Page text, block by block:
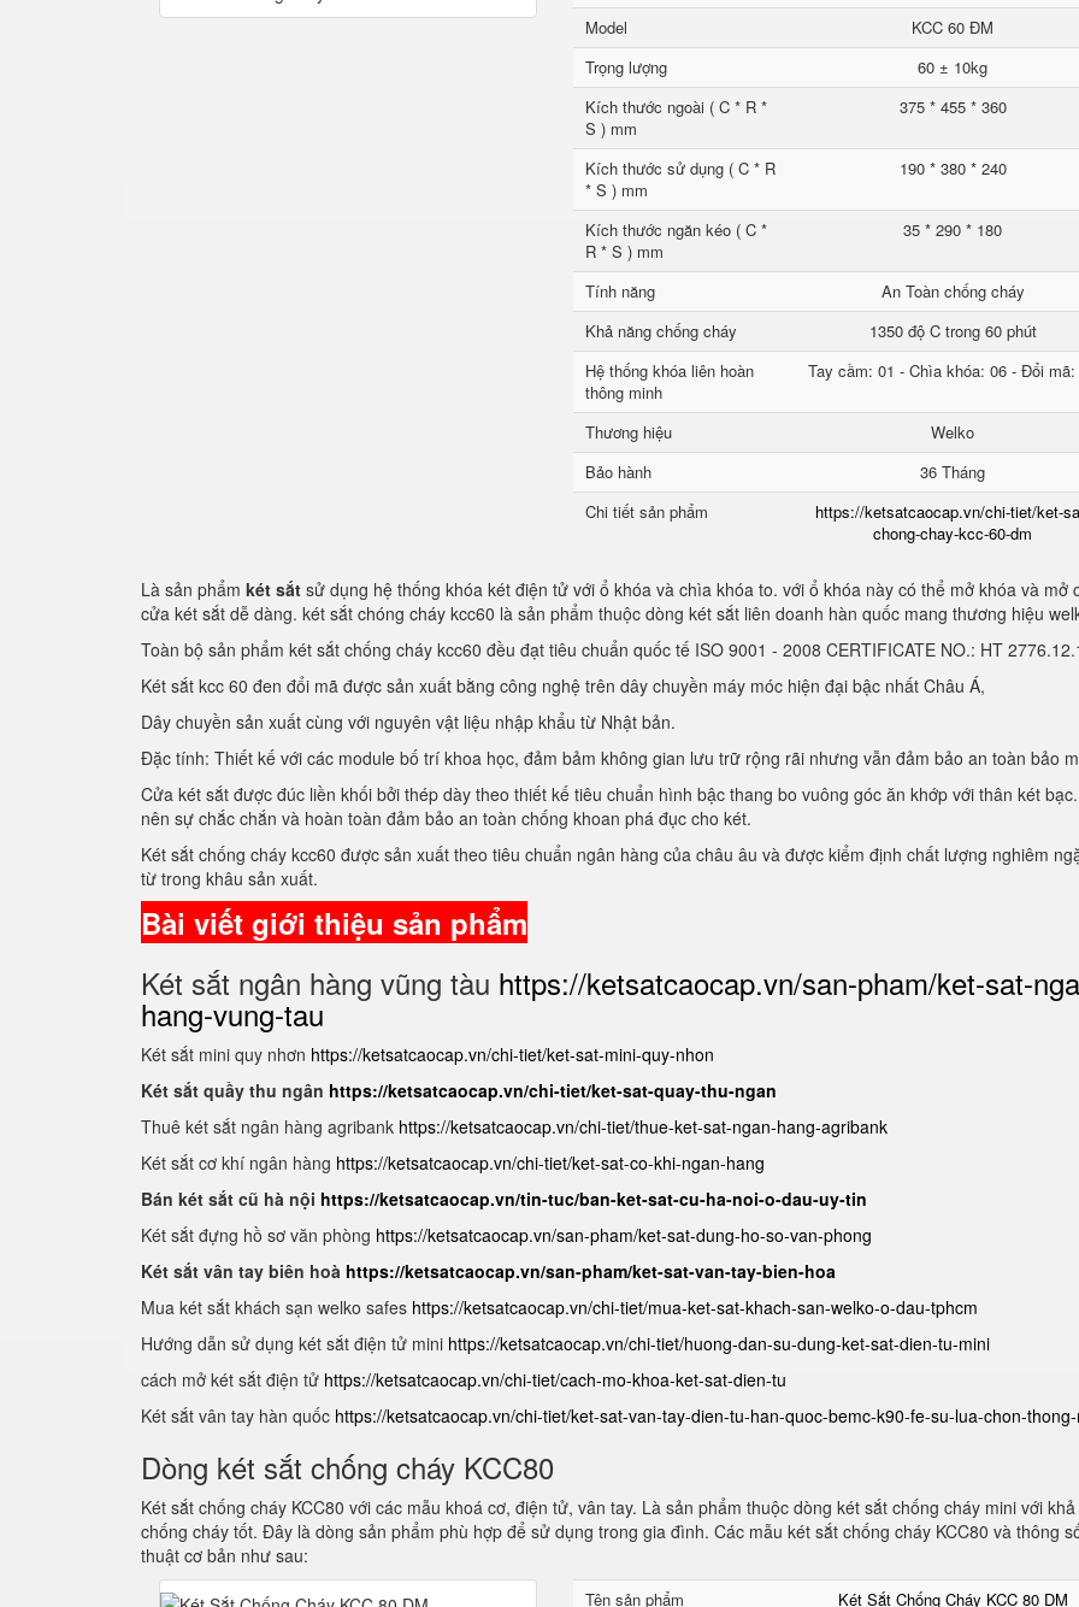
Model
KCC 60 ĐM
Trọng lượng
60 ± 10kg
Kích thước ngoài ( C * R *
S ) mm
375 * 455 * 360
Kích thước sử dụng ( C * R
* S ) mm
190 * 380 * 240
Kích thước ngăn kéo ( C *
R * S ) mm
35 * 290 * 180
Tính năng
An Toàn chống cháy
Khả năng chống cháy
1350 độ C trong 60 phút
Hệ thống khóa liên hoàn
thông minh
Tay cầm: 01 - Chìa khóa: 06 - Đổi mã:
Thương hiệu
Welko
Bảo hành
36 Tháng
Chi tiết sản phẩm
https://ketsatcaocap.vn/chi-tiet/ket-
chong-chay-kcc-60-dm
Là sản phẩm két sắt sử dụng hệ thống khóa két điện tử với ổ khóa và chìa khóa to. với ổ khóa này có thể mở khóa và mở
cửa két sắt dễ dàng. két sắt chóng cháy kcc60 là sản phẩm thuộc dòng két sắt liên doanh hàn quốc mang thương hiệu
Toàn bộ sản phẩm két sắt chống cháy kcc60 đều đạt tiêu chuẩn quốc tế ISO 9001 - 2008 CERTIFICATE NO.: HT
Két sắt kcc 60 đen đổi mã được sản xuất bằng công nghệ trên dây chuyền máy móc hiện đại bậc nhất Châu Á,
Dây chuyền sản xuất cùng với nguyên vật liệu nhập khẩu từ Nhật bản.
Đặc tính: Thiết kế với các module bố trí khoa học, đảm bảm không gian lưu trữ rộng rãi nhưng vẫn đảm bảo an toàn bảo
Cửa két sắt được đúc liền khối bởi thép dày theo thiết kế tiêu chuẩn hình bậc thang bo vuông góc ăn khớp với thân két
nên sự chắc chắn và hoàn toàn đảm bảo an toàn chống khoan phá đục cho két.
Két sắt chống cháy kcc60 được sản xuất theo tiêu chuẩn ngân hàng của châu âu và được kiểm định chất lượng nghiêm
từ trong khâu sản xuất.
Bài viết giới thiệu sản phẩm
Két sắt ngân hàng vũng tàu https://ketsatcaocap.vn/san-pham/ket-sat-
hang-vung-tau
Két sắt mini quy nhơn https://ketsatcaocap.vn/chi-tiet/ket-sat-mini-quy-nhon
Két sắt quầy thu ngân https://ketsatcaocap.vn/chi-tiet/ket-sat-quay-thu-ngan
Thuê két sắt ngân hàng agribank https://ketsatcaocap.vn/chi-tiet/thue-ket-sat-ngan-hang-agribank
Két sắt cơ khí ngân hàng https://ketsatcaocap.vn/chi-tiet/ket-sat-co-khi-ngan-hang
Bán két sắt cũ hà nội https://ketsatcaocap.vn/tin-tuc/ban-ket-sat-cu-ha-noi-o-dau-uy-tin
Két sắt đựng hồ sơ văn phòng https://ketsatcaocap.vn/san-pham/ket-sat-dung-ho-so-van-phong
Két sắt vân tay biên hoà https://ketsatcaocap.vn/san-pham/ket-sat-van-tay-bien-hoa
Mua két sắt khách sạn welko safes https://ketsatcaocap.vn/chi-tiet/mua-ket-sat-khach-san-welko-o-dau-tphcm
Hướng dẫn sử dụng két sắt điện tử mini https://ketsatcaocap.vn/chi-tiet/huong-dan-su-dung-ket-sat-dien-tu-mini
cách mở két sắt điện tử https://ketsatcaocap.vn/chi-tiet/cach-mo-khoa-ket-sat-dien-tu
Két sắt vân tay hàn quốc https://ketsatcaocap.vn/chi-tiet/ket-sat-van-tay-dien-tu-han-quoc-bemc-k90-fe-su-lua-chon-
Dòng két sắt chống cháy KCC80
Két sắt chống cháy KCC80 với các mẫu khoá cơ, điện tử, vân tay. Là sản phẩm thuộc dòng két sắt chống cháy mini với
chống cháy tốt. Đây là dòng sản phẩm phù hợp để sử dụng trong gia đình. Các mẫu két sắt chống cháy KCC80 và thông
thuật cơ bản như sau:
Tên sản phẩm Két Sắt Chống Cháy KCC 80 DM